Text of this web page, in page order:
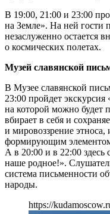
В 19:00, 21:00 и 23:00
на Земле». На ней гости
незаслуженно остается
о космических полетах.
Музей славянской
В Музее славянской
23:00 пройдет
на которой можно будет
вбирает в себя и
и мировоззрение этноса,
формирующим
А в 20:00 и в 22:00
наше родное!».
система письменности
народы.
https://